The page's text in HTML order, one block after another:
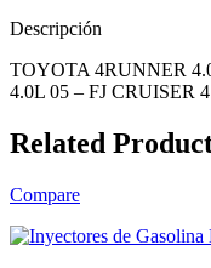
Descripción
TOYOTA 4RUNNER
4.0L 05 – FJ CRUISER
Related
Compare